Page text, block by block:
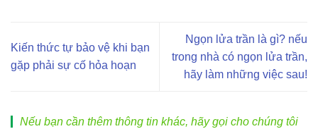
Kiến thức tự bảo vệ khi bạn
gặp phải sự cố hỏa hoạn
Ngọn lửa trần là gì? nếu
trong nhà có ngọn lửa trần,
hãy làm những việc sau!
Nếu bạn cần thêm thông tin khác, hãy gọi cho chúng tôi